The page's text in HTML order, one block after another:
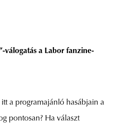
válogatás a Labor fanzine-
a programajánló hasábjain a
pontosan? Ha választ